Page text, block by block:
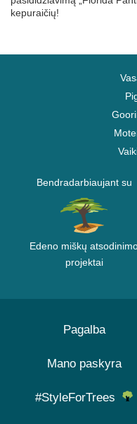
kepuraičių!
Bendradarbiaujant su
Edeno miškų
projektai
Pagalba
Mano paskyra
#StyleForTrees